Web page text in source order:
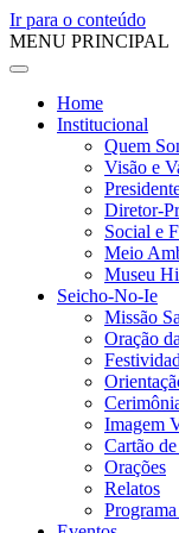
Ir para o conteúdo
MENU PRINCIPAL
Home
Institucional
Quem
Visão e
Diretor-
Social e
Meio
Museu
Seicho-No-Ie
Missão
Oração
Imagem
Cartão
Orações
Relatos